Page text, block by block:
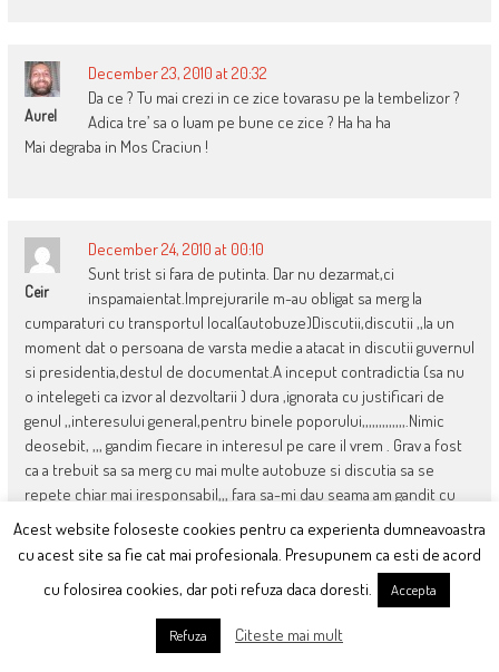
Aurel
December 23, 2010 at 20:32
Da ce ? Tu mai crezi in ce zice tovarasu pe la tembelizor ?
Adica tre’ sa o luam pe bune ce zice ? Ha ha ha
Mai degraba in Mos Craciun !
Ceir
December 24, 2010 at 00:10
Sunt trist si fara de putinta. Dar nu dezarmat,ci
inspamaientat.Imprejurarile m-au obligat sa merg la
cumparaturi cu transportul local(autobuze)Discutii,discutii ,,la un
moment dat o persoana de varsta medie a atacat in discutii guvernul
si presidentia,destul de documentat.A inceput contradictia (sa nu
o intelegeti ca izvor al dezvoltarii ) dura ,ignorata cu justificari de
genul ,,interesului general,pentru binele poporului,,,,,,,,,,,,,.Nimic
deosebit, ,,, gandim fiecare in interesul pe care il vrem . Grav a fost
ca a trebuit sa sa merg cu mai multe autobuze si discutia sa se
repete chiar mai iresponsabil,,, fara sa-mi dau seama am gandit cu
voce tare : ce nebunie : vecinul de scaun: In toate autobuzele, sunt
pusi oameni sa contrazica si sa spuna cum ,guvernul si presedintele
sunt devotati poporului.Asa ca abtinitiva. Multumesc.Am coborat ca
un om fara mama ,fara tata ,fara tara, cu niste copii cu salarii ,,,,,de
foamete cu lacrimi in ochi ca nu se pot bucura de tineretea lor.NU
SUNT VINOVATI CEI CARE L-AU VOTAT PE basescu CI basescu CA IA
Acest website foloseste cookies pentru ca experienta dumneavoastra
cu acest site sa fie cat mai profesionala. Presupunem ca esti de acord
cu folosirea cookies, dar poti refuza daca doresti.
Accepta
Refuza Citeste mai mult